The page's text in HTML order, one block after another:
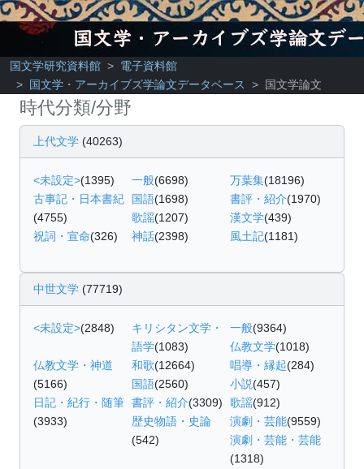
国文学研究資料館
電子資料館
国文学・アーカイブズ学論文データベース
国文学論文
時代分類/分野
上代文学 (40263)
<未設定>(1395) 一般(6698) 万葉集(18196)
古事記・日本書紀
(4755)
国語(1698) 書評・紹介(1970)
歌謡(1207) 漢文学(439)
祝詞・宣命(326) 神話(2398) 風土記(1181)
中世文学 (77719)
<未設定>(2848)
キリシタン文学・
語学(1083)
一般(9364)
仏教文学(1018)
仏教文学・神道
(5166)
和歌(12664) 唱導・縁起(284)
国語(2560) 小説(457)
日記・紀行・随筆
(3933)
書評・紹介(3309) 歌謡(912)
歴史物語・史論
(542)
演劇・芸能(9559)
演劇・芸能・芸能
(1318)